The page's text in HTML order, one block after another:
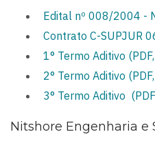
Edital nº 008/2004 -
Contrato C-SUPJUR
1° Termo Aditivo
2° Termo Aditivo
3° Termo Aditivo
Nitshore Engenharia e